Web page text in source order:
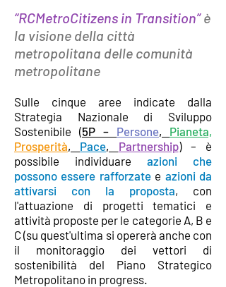
“RCMetroCitizens in Transition” è
la visione della città
metropolitana delle comunità
metropolitane
Sulle cinque aree indicate dalla
Strategia Nazionale di Sviluppo
Sostenibile (5P – Persone, Pianeta,
Prosperità, Pace, Partnership) – è
possibile individuare azioni che
possono essere rafforzatee azioni da
attivarsi con la proposta, con
l'attuazione di progetti tematici e
attività proposte per le categorie A, B e
C (su quest'ultima si opererà anche con
il monitoraggio dei vettori di
sostenibilità del Piano Strategico
Metropolitano in progress.